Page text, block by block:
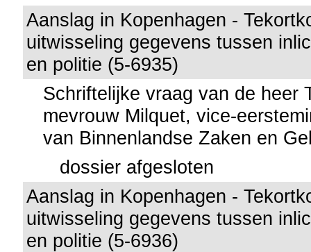
Aanslag in Kopenhagen -
uitwisseling gegevens tussen
en politie (5-6935)
Schriftelijke vraag van de heer
mevrouw Milquet, vice-
van Binnenlandse Zaken en
dossier afgesloten
Aanslag in Kopenhagen -
uitwisseling gegevens tussen
en politie (5-6936)